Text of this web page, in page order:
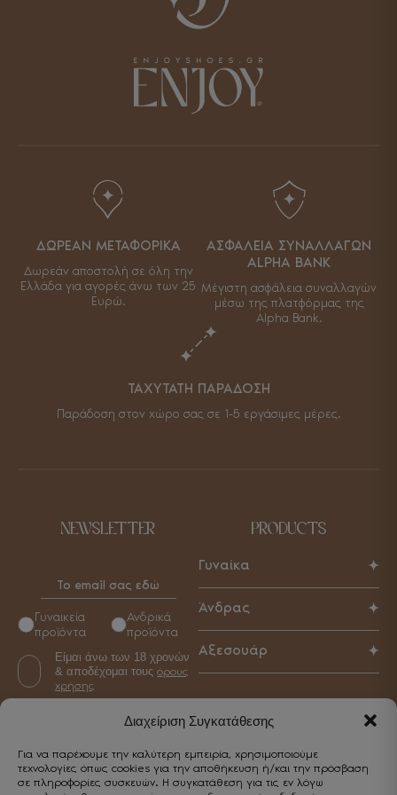
Διαχείριση Συγκατάθεσης
Για να παρέχουμε την καλύτερη εμπειρία, χρησιμοποιούμε
τεχνολογίες όπως cookies για την αποθήκευση ή/και την πρόσβαση
σε πληροφορίες συσκευών. Η συγκατάθεση για τις εν λόγω
ΔΩΡΕΑΝ ΜΕΤΑΦΟΡΙΚΑ
Δωρεάν αποστολή σε όλη την
Ελλάδα για αγορές άνω των 25
Ευρώ.
ΑΣΦΑΛΕΙΑ ΣΥΝΑΛΛΑΓΩΝ
ALPHA BANK
Μέγιστη ασφάλεια συναλλαγών
μέσω της πλατφόρμας της
Alpha Bank.
ΤΑΧΥΤΑΤΗ ΠΑΡΑΔΟΣΗ
Παράδοση στον χώρο σας σε 1-5 εργάσιμες μέρες.
NEWSLETTER
Γυναικεία
προϊόντα
Ανδρικά
προϊόντα
Είμαι άνω των 18 χρονών
& αποδέχομαι τους όρους
χρήσης
PRODUCTS
Γυναίκα
Τσάντες
Αξεσουάρ
Άνδρας
Τσάντες
Αξεσουάρ
CUSTOMER SERVICE